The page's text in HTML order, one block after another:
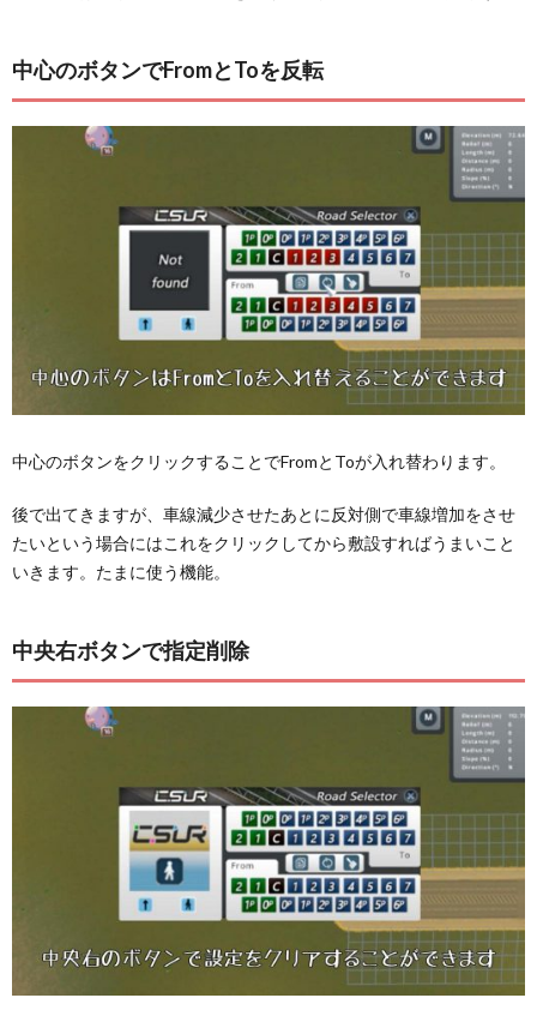
中心のボタンでFromとToを反転
中心のボタンをクリックすることでFromとToが入れ替わります。
後で出てきますが、車線減少させたあとに反対側で車線増加をさせ
たいという場合にはこれをクリックしてから敷設すればうまいこと
いきます。たまに使う機能。
中央右ボタンで指定削除